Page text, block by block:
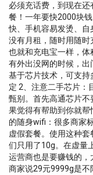
必须充话费，到现在
餐！一年要快2000块
快、手机容易发烫、自
没有月租，随时用随
也就和充电宝一样，
有外出没网的时候，
基于芯片技术，可支
定 2、注意二手芯片：
甄别。首先高通芯片
果觉得有帮助到你就帮
的随身wifi：很多商家
虚假套餐。使用这种
们只用了10g。在虚量
运营商也是要赚钱的，
商家说29元9999g是不